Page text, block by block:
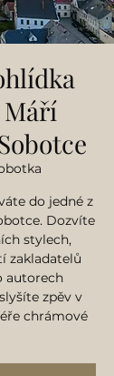
Máří
do jedné z
Dozvíte
stylech,
zakladatelů
autorech
zpěv v
chrámové